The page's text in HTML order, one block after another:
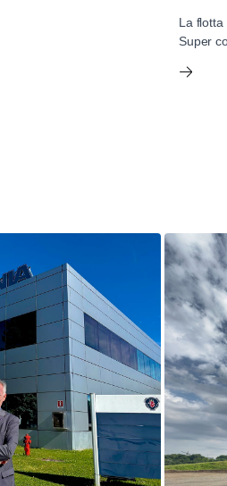
La flotta
Super